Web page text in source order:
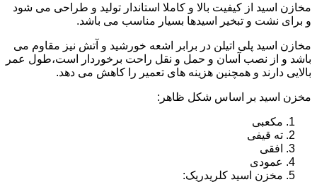
مخازن اسید از کیفیت بالا و کاملا استاندار تولید و طراحی می شود
و برای نشت و تبخیر اسیدها بسیار مناسب می باشد.
مخازن اسید پلی اتیلن در برابر اشعه خورشید و آتش نیز مقاوم می
باشد و از نصب آسان و حمل و نقل راحت برخوردار است،طول عمر
بالایی دارند و همچنین هزینه های تعمیر را کاهش می دهد.
مخزن اسید بر اساس شکل ظاهر:
مکعبی
ته قیفی
افقی
عمودی
مخزن اسید کلریدریک: